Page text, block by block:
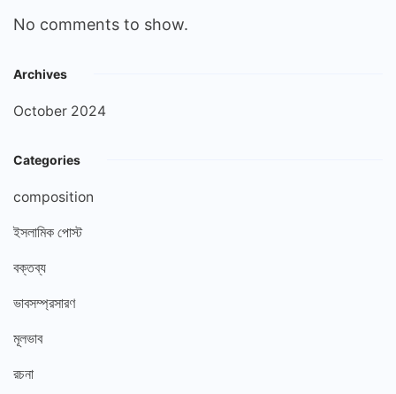
No comments to show.
Archives
October 2024
Categories
composition
ইসলামিক পোস্ট
বক্তব্য
ভাবসম্প্রসারণ
মূলভাব
রচনা